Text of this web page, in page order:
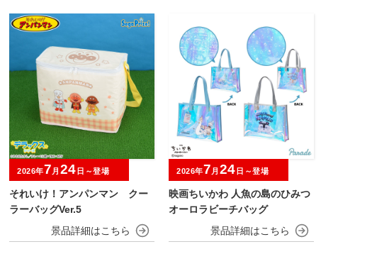
それいけ！アンパンマン クー
ラーバッグVer.5
2026年7 月 24 日～登場
映画ちいかわ 人魚の島のひみつ
オーロラビーチバッグ
2026年7 月 24 日～登場